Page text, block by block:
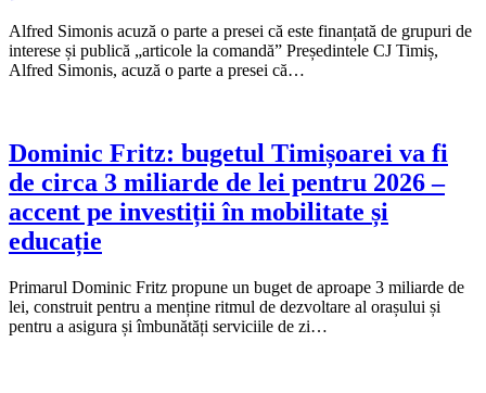
Alfred Simonis acuză o parte a presei că este finanțată de grupuri de
interese și publică „articole la comandă” Președintele CJ Timiș,
Alfred Simonis, acuză o parte a presei că…
Dominic Fritz: bugetul Timișoarei va fi
de circa 3 miliarde de lei pentru 2026 –
accent pe investiții în mobilitate și
educație
Primarul Dominic Fritz propune un buget de aproape 3 miliarde de
lei, construit pentru a menține ritmul de dezvoltare al orașului și
pentru a asigura și îmbunătăți serviciile de zi…